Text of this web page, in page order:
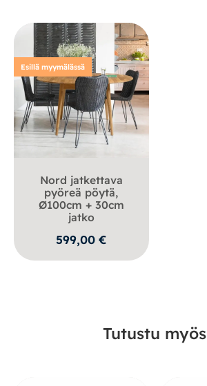
Esillä myymälässä
Nord jatkettava
pyöreä pöytä,
Ø100cm + 30cm
jatko
599,00€
Tutustu myös